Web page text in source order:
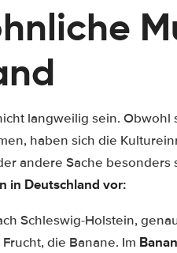
langweilig sein.
haben sich die
andere Sache besonders
in Deutschland vor:
Schleswig-Holstein,
die Banane. Im